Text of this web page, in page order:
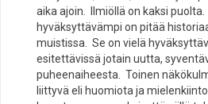
aika ajoin. Ilmiöllä on kaksi
hyväksyttävämpi on pitää
muistissa. Se on vielä
esitettävissä jotain uutta,
puheenaiheesta. Toinen
liittyvä eli huomiota ja